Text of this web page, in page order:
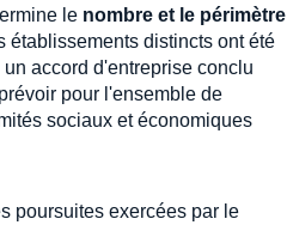
le nombre et le périmètre
établissements distincts ont été
un accord d'entreprise conclu
pour l'ensemble de
sociaux et économiques
poursuites exercées par le